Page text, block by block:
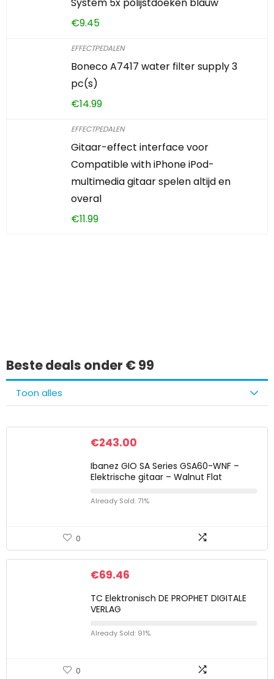
€9.45
EFFECTPEDALEN
Boneco A7417 water filter supply 3
pc(s)
€14.99
EFFECTPEDALEN
Gitaar-effect interface voor
Compatible with iPhone iPod-
multimedia gitaar spelen altijd en
overal
€11.99
Beste deals onder € 99
Toon alles
€243.00
Ibanez GIO SA Series GSA60-WNF –
Elektrische gitaar – Walnut Flat
Already Sold: 71%
0
€69.46
TC Elektronisch DE PROPHET DIGITALE
VERLAG
Already Sold: 91%
0